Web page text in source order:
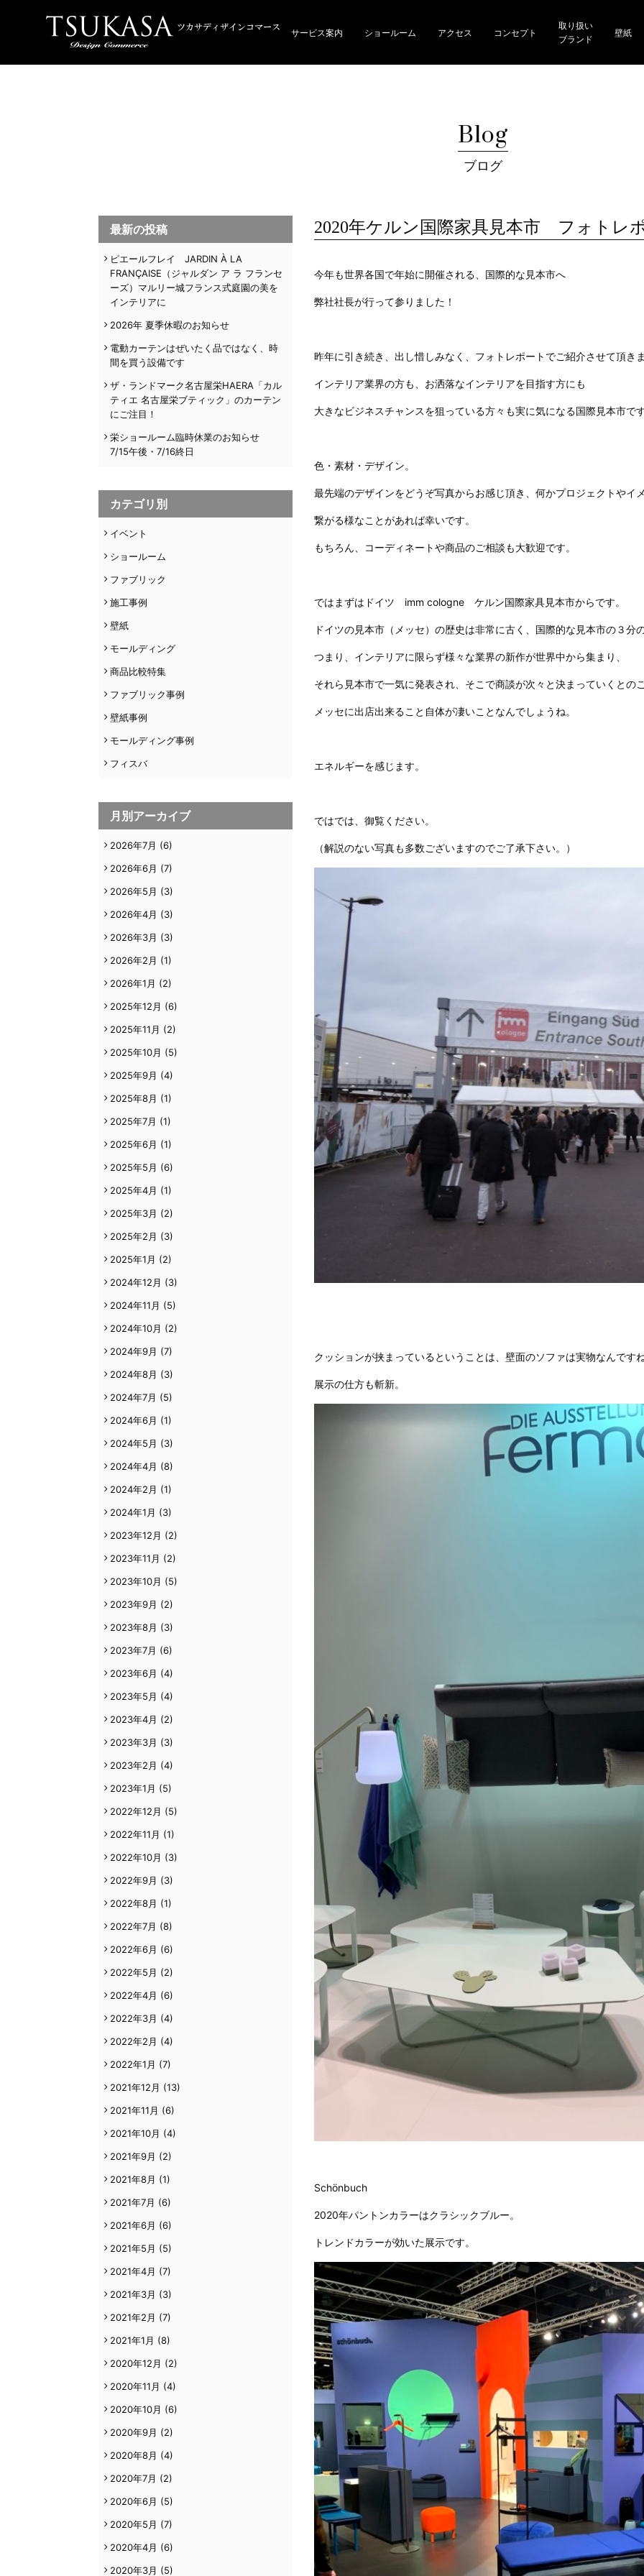
サービス案内 ショールーム アクセス コンセプト
取り扱い
ブランド
壁紙
Blog
ブログ
2020年ケルン国際家具見本市 フォトレ
今年も世界各国で年始に開催される、国際的な見本市へ
弊社社長が行って参りました！
昨年に引き続き、出し惜しみなく、フォトレポートでご紹介させて頂き
インテリア業界の方も、お洒落なインテリアを目指す方にも
大きなビジネスチャンスを狙っている方々も実に気になる国際見本市で
色・素材・デザイン。
最先端のデザインをどうぞ写真からお感じ頂き、何かプロジェクトやイ
繋がる様なことがあれば幸いです。
もちろん、コーディネートや商品のご相談も大歓迎です。
ではまずはドイツ imm cologne ケルン国際家具見本市からです。
ドイツの見本市（メッセ）の歴史は非常に古く、国際的な見本市の３
つまり、インテリアに限らず様々な業界の新作が世界中から集まり、
それら見本市で一気に発表され、そこで商談が次々と決まっていくとの
メッセに出店出来ること自体が凄いことなんでしょうね。
エネルギーを感じます。
ではでは、御覧ください。
（解説のない写真も多数ございますのでご了承下さい。）
クッションが挟まっているということは、壁面のソファは実物なんです
展示の仕方も斬新。
Schönbuch
2020年パントンカラーはクラシックブルー。
トレンドカラーが効いた展示です。
最新の投稿
ピエールフレイ JARDIN À LA
FRANÇAISE（ジャルダン ア ラ フランセ
ーズ）マルリー城フランス式庭園の美を
インテリアに
2026年 夏季休暇のお知らせ
電動カーテンはぜいたく品ではなく、時
間を買う設備です
ザ・ランドマーク名古屋栄HAERA「カル
ティエ 名古屋栄ブティック」のカーテン
にご注目！
栄ショールーム臨時休業のお知らせ
7/15午後・7/16終日
カテゴリ別
イベント
ショールーム
ファブリック
施工事例
壁紙
モールディング
商品比較特集
ファブリック事例
壁紙事例
モールディング事例
フィスバ
月別アーカイブ
2026年7月 (6)
2026年6月 (7)
2026年5月 (3)
2026年4月 (3)
2026年3月 (3)
2026年2月 (1)
2026年1月 (2)
2025年12月 (6)
2025年11月 (2)
2025年10月 (5)
2025年9月 (4)
2025年8月 (1)
2025年7月 (1)
2025年6月 (1)
2025年5月 (6)
2025年4月 (1)
2025年3月 (2)
2025年2月 (3)
2025年1月 (2)
2024年12月 (3)
2024年11月 (5)
2024年10月 (2)
2024年9月 (7)
2024年8月 (3)
2024年7月 (5)
2024年6月 (1)
2024年5月 (3)
2024年4月 (8)
2024年2月 (1)
2024年1月 (3)
2023年12月 (2)
2023年11月 (2)
2023年10月 (5)
2023年9月 (2)
2023年8月 (3)
2023年7月 (6)
2023年6月 (4)
2023年5月 (4)
2023年4月 (2)
2023年3月 (3)
2023年2月 (4)
2023年1月 (5)
2022年12月 (5)
2022年11月 (1)
2022年10月 (3)
2022年9月 (3)
2022年8月 (1)
2022年7月 (8)
2022年6月 (6)
2022年5月 (2)
2022年4月 (6)
2022年3月 (4)
2022年2月 (4)
2022年1月 (7)
2021年12月 (13)
2021年11月 (6)
2021年10月 (4)
2021年9月 (2)
2021年8月 (1)
2021年7月 (6)
2021年6月 (6)
2021年5月 (5)
2021年4月 (7)
2021年3月 (3)
2021年2月 (7)
2021年1月 (8)
2020年12月 (2)
2020年11月 (4)
2020年10月 (6)
2020年9月 (2)
2020年8月 (4)
2020年7月 (2)
2020年6月 (5)
2020年5月 (7)
2020年4月 (6)
2020年3月 (5)